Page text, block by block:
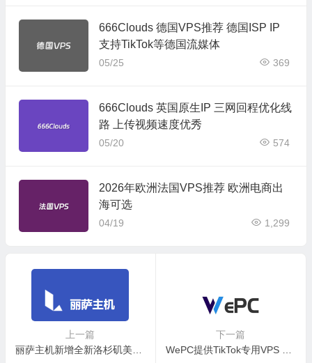
666Clouds 德国VPS推荐 德国ISP IP
支持TikTok等德国流媒体
05/25 369
666Clouds 英国原生IP 三网回程优化线
路 上传视频速度优秀
05/20 574
2026年欧洲法国VPS推荐 欧洲电商出
海可选
04/19 1,299
上一篇
下一篇